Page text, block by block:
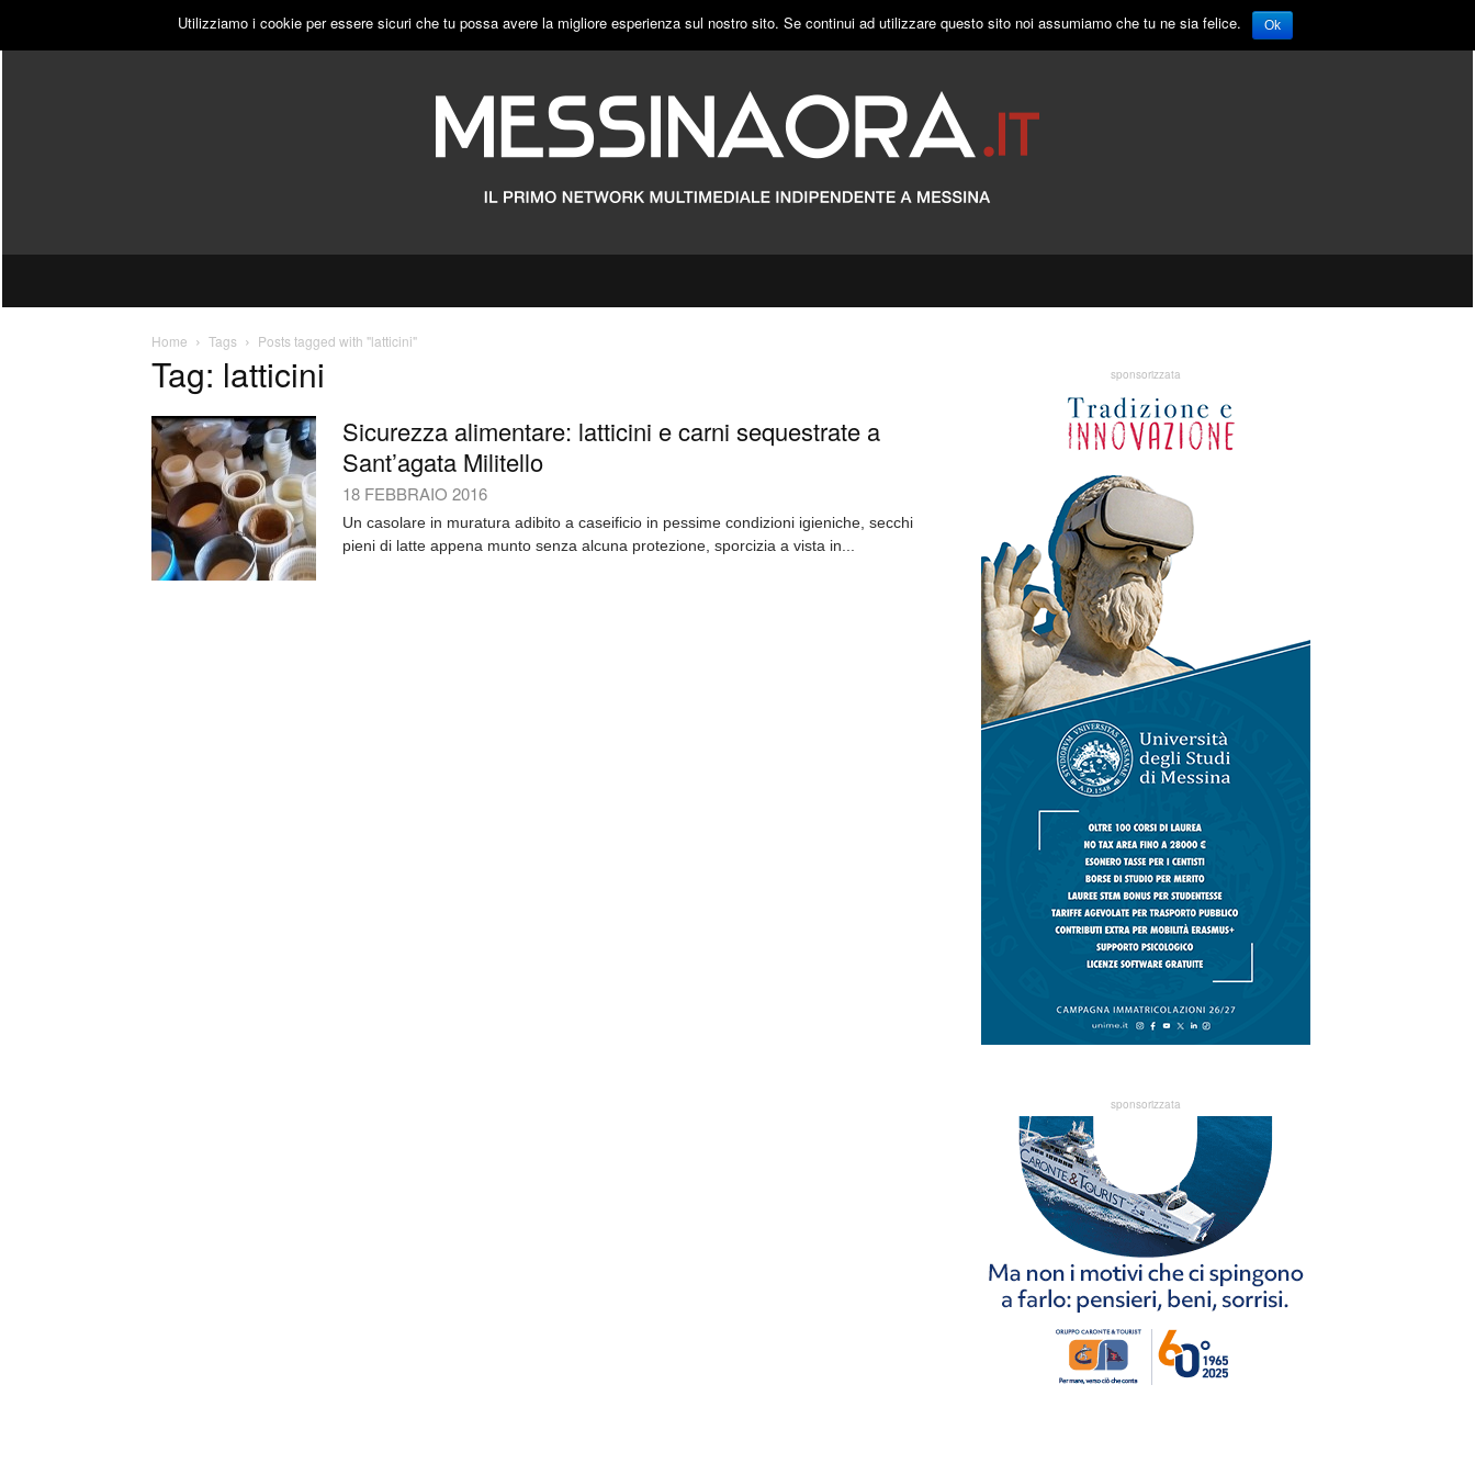
GIOVEDÌ, 6 AGOSTO 2026 PUBBLICITÀ
Home Tags Posts tagged with "latticini"
Tag: latticini
Sicurezza alimentare: latticini e carni sequestrate a
Sant’agata Militello
18 FEBBRAIO 2016
Un casolare in muratura adibito a caseificio in pessime condizioni igieniche, secchi
pieni di latte appena munto senza alcuna protezione, sporcizia a vista in...
sponsorizzata
sponsorizzata
Utilizziamo i cookie per essere sicuri che tu possa avere la migliore esperienza sul nostro sito. Se continui ad utilizzare questo sito noi assumiamo che tu ne sia felice. Ok